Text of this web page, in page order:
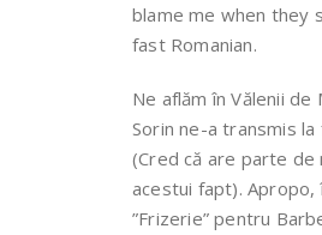
blame me when they
fast Romanian.
Ne aflăm în Vălenii de
Sorin ne-a transmis
(Cred că are parte
acestui fapt). Apropo,
”Frizerie” pentru